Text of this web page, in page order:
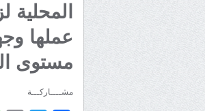
المحلية
عملها
مستوى
مشــــاركـــة